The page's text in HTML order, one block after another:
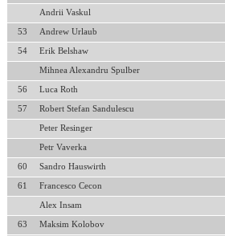
Andrii Vaskul
53 Andrew Urlaub
54 Erik Belshaw
Mihnea Alexandru Spulber
56 Luca Roth
57 Robert Stefan Sandulescu
Peter Resinger
Petr Vaverka
60 Sandro Hauswirth
61 Francesco Cecon
Alex Insam
63 Maksim Kolobov